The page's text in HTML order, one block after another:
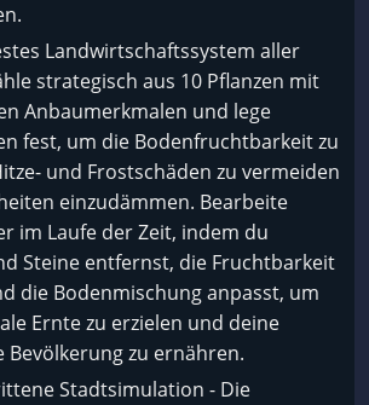
Landwirtschaftssystem aller
strategisch aus 10 Pflanzen mit
Anbaumerkmalen und lege
fest, um die Bodenfruchtbarkeit zu
und Frostschäden zu vermeiden
einzudämmen. Bearbeite
im Laufe der Zeit, indem du
Steine entfernst, die Fruchtbarkeit
die Bodenmischung anpasst, um
Ernte zu erzielen und deine
Bevölkerung zu ernähren.
Stadtsimulation - Die